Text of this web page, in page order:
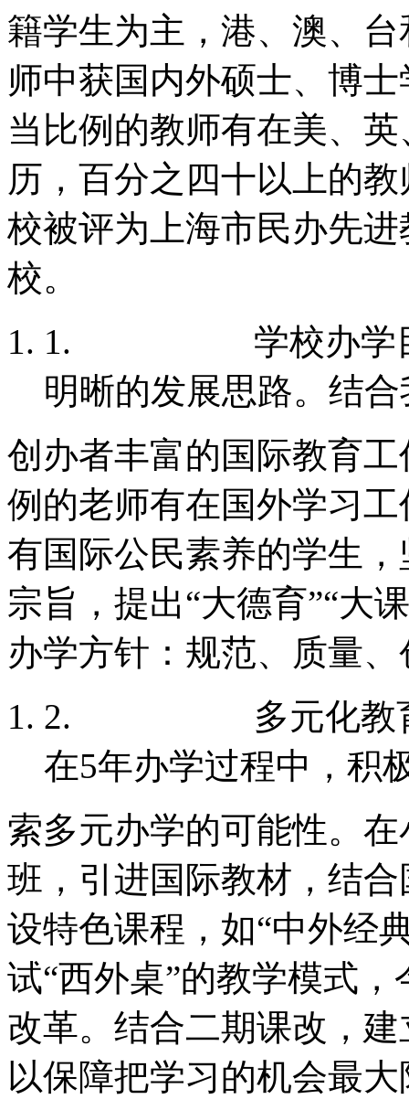
籍学生为主，港、澳、
师中获国内外硕士、博
当比例的教师有在美、
历，百分之四十以上的
校被评为上海市民办先
校。
1. 学校办学
明晰的发展思路。结合
创办者丰富的国际教育
例的老师有在国外学习
有国际公民素养的学生
宗旨，提出“大德育”“大
办学方针：规范、质量
2. 多元化教
在5年办学过程中，积
索多元办学的可能性。
班，引进国际教材，结
设特色课程，如“中外经
试“西外桌”的教学模式
改革。结合二期课改，
以保障把学习的机会最